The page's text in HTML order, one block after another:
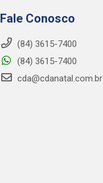
Fale Conosco
(84) 3615-7400
(84) 3615-7400
cda@cdanatal.com.br